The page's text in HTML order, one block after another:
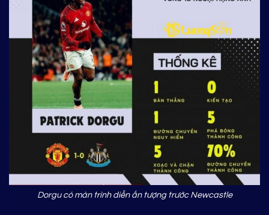
Dorgu có màn trình diễn ấn tượng trước Newcastle